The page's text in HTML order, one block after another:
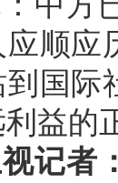
顺应
到国际
益的
记者